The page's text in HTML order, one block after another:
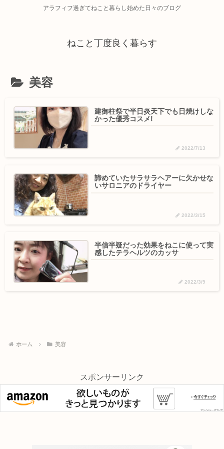
アラフィフ過ぎてねこと暮らし始めた日々のブログ
ねこと丁度良く暮らす
美容
建御柱祭で半日炎天下でも日焼けしな
かった優秀コスメ!
2022/7/13
諦めていたサラサラヘアーに欠かせな
いサロニアのドライヤー
2022/3/15
半信半疑だった効果をねこに使って実
感したテラヘルツのカッサ
2022/3/9
ホーム 美容
スポンサーリンク